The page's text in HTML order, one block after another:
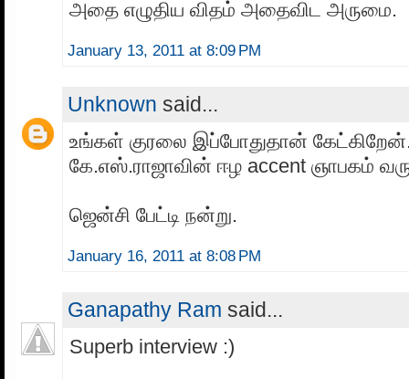
அதை எழுதிய விதம் அதைவிட அருமை.
January 13, 2011 at 8:09 PM
Unknown said...
உங்கள் குரலை இப்போதுதான்
கே.எஸ்.ராஜாவின் ஈழ accent ஞாபகம்
ஜென்சி பேட்டி நன்று.
January 16, 2011 at 8:08 PM
Ganapathy Ram said...
Superb interview :)